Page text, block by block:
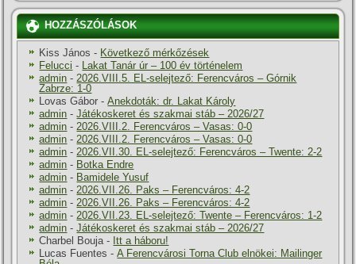
HOZZÁSZÓLÁSOK
Kiss János - Következő mérkőzések
Felucci - Lakat Tanár úr – 100 év történelem
admin -2026.VIII.5. EL-selejtező: Ferencváros – Górnik
Zabrze: 1-0
Lovas Gábor -Anekdoták: dr. Lakat Károly
admin -Játékoskeret és szakmai stáb – 2026/27
admin -2026.VIII.2. Ferencváros – Vasas: 0-0
admin -2026.VIII.2. Ferencváros – Vasas: 0-0
admin -2026.VII.30. EL-selejtező: Ferencváros – Twente: 2-2
admin - Botka Endre
admin - Bamidele Yusuf
admin -2026.VII.26. Paks – Ferencváros: 4-2
admin -2026.VII.26. Paks – Ferencváros: 4-2
admin -2026.VII.23. EL-selejtező: Twente – Ferencváros: 1-2
admin -Játékoskeret és szakmai stáb – 2026/27
Charbel Bouja- Itt a háboru!
Lucas Fuentes -A Ferencvárosi Torna Club elnökei: Mailinger